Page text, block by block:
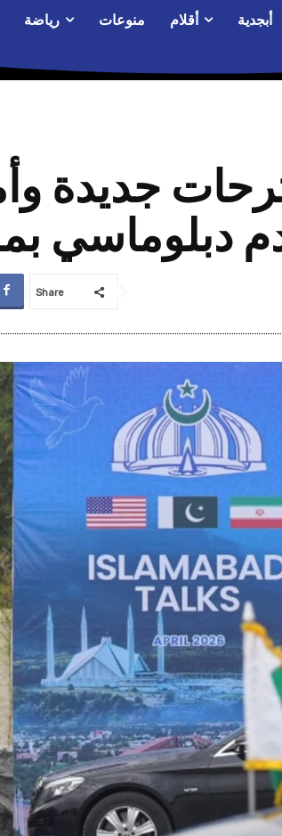
أبجدية أقلام منوعات رياضة
تتحدث عن 5 مقترحات
دبلوماسي
Share